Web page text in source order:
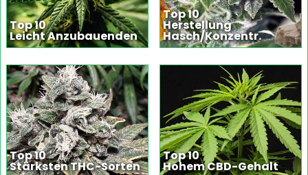
Top 10
Leicht Anzubauenden
Top 10
Herstellung
Hasch/Konzentr.
Top 10
Stärksten THC-Sorten
Top 10
Hohem CBD-Gehalt